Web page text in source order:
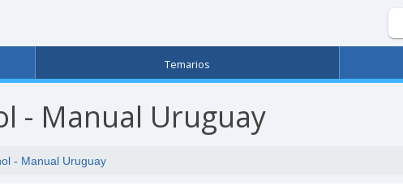
Temarios
- Manual Uruguay
- Manual Uruguay